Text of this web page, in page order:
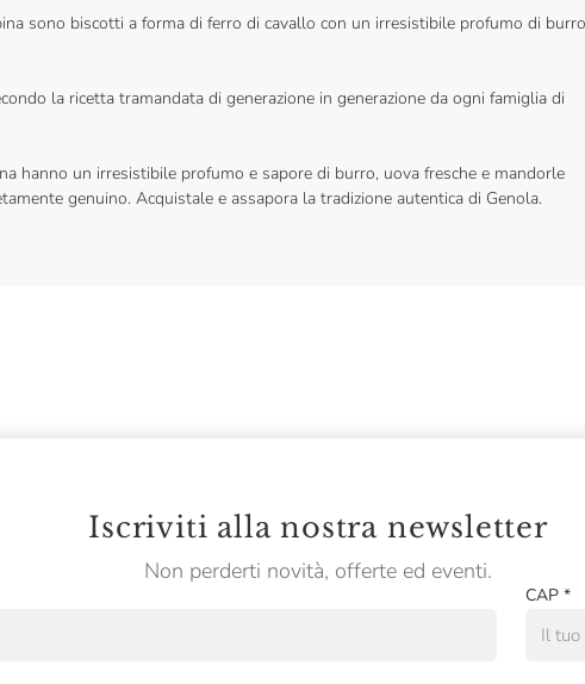
sono biscotti a forma di ferro di cavallo con un irresistibile profumo di
la ricetta tramandata di generazione in generazione da ogni famiglia di
hanno un irresistibile profumo e sapore di burro, uova fresche e mandorle
genuino. Acquistale e assapora la tradizione autentica di Genola.
Iscriviti alla nostra newsletter
Non perderti novità, offerte ed eventi.
CAP *